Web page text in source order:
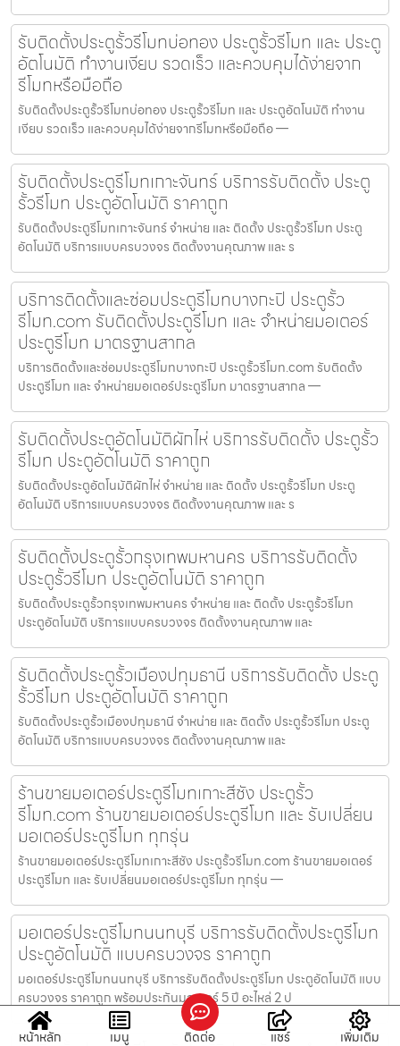
รับติดตั้งประตูรั้วรีโมทบ่อทอง ประตูรั้วรีโมท และ ประตู
อัตโนมัติ ทำงานเงียบ รวดเร็ว และควบคุมได้ง่ายจาก
รีโมทหรือมือถือ
รับติดตั้งประตูรั้วรีโมทบ่อทอง ประตูรั้วรีโมท และ ประตูอัตโนมัติ ทำงาน
เงียบ รวดเร็ว และควบคุมได้ง่ายจากรีโมทหรือมือถือ —
รับติดตั้งประตูรีโมทเกาะจันทร์ บริการรับติดตั้ง ประตู
รั้วรีโมท ประตูอัตโนมัติ ราคาถูก
รับติดตั้งประตูรีโมทเกาะจันทร์ จำหน่าย และ ติดตั้ง ประตูรั้วรีโมท ประตู
อัตโนมัติ บริการแบบครบวงจร ติดตั้งงานคุณภาพ และ ร
บริการติดตั้งและซ่อมประตูรีโมทบางกะปิ ประตูรั้ว
รีโมท.com รับติดตั้งประตูรีโมท และ จำหน่ายมอเตอร์
ประตูรีโมท มาตรฐานสากล
บริการติดตั้งและซ่อมประตูรีโมทบางกะปิ ประตูรั้วรีโมท.com รับติดตั้ง
ประตูรีโมท และ จำหน่ายมอเตอร์ประตูรีโมท มาตรฐานสากล —
รับติดตั้งประตูอัตโนมัติผักไห่ บริการรับติดตั้ง ประตูรั้ว
รีโมท ประตูอัตโนมัติ ราคาถูก
รับติดตั้งประตูอัตโนมัติผักไห่ จำหน่าย และ ติดตั้ง ประตูรั้วรีโมท ประตู
อัตโนมัติ บริการแบบครบวงจร ติดตั้งงานคุณภาพ และ ร
รับติดตั้งประตูรั้วกรุงเทพมหานคร บริการรับติดตั้ง
ประตูรั้วรีโมท ประตูอัตโนมัติ ราคาถูก
รับติดตั้งประตูรั้วกรุงเทพมหานคร จำหน่าย และ ติดตั้ง ประตูรั้วรีโมท
ประตูอัตโนมัติ บริการแบบครบวงจร ติดตั้งงานคุณภาพ และ
รับติดตั้งประตูรั้วเมืองปทุมธานี บริการรับติดตั้ง ประตู
รั้วรีโมท ประตูอัตโนมัติ ราคาถูก
รับติดตั้งประตูรั้วเมืองปทุมธานี จำหน่าย และ ติดตั้ง ประตูรั้วรีโมท ประตู
อัตโนมัติ บริการแบบครบวงจร ติดตั้งงานคุณภาพ และ
ร้านขายมอเตอร์ประตูรีโมทเกาะสีชัง ประตูรั้ว
รีโมท.com ร้านขายมอเตอร์ประตูรีโมท และ รับเปลี่ยน
มอเตอร์ประตูรีโมท ทุกรุ่น
ร้านขายมอเตอร์ประตูรีโมทเกาะสีชัง ประตูรั้วรีโมท.com ร้านขายมอเตอร์
ประตูรีโมท และ รับเปลี่ยนมอเตอร์ประตูรีโมท ทุกรุ่น —
มอเตอร์ประตูรีโมทนนทบุรี บริการรับติดตั้งประตูรีโมท
ประตูอัตโนมัติ แบบครบวงจร ราคาถูก
มอเตอร์ประตูรีโมทนนทบุรี บริการรับติดตั้งประตูรีโมท ประตูอัตโนมัติ แบบ
ครบวงจร ราคาถูก พร้อมประกันมอเตอร์ 5 ปี อะไหล่ 2 ป
หน้าหลัก เมนู ติดต่อ แชร์ เพิ่มเติม